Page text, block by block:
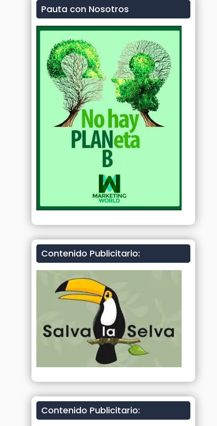
Pauta con Nosotros
Contenido Publicitario:
Contenido Publicitario: